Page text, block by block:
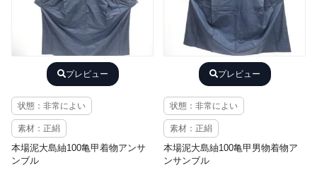
プレビュー
状態：非常によい
素材：正絹
本場泥大島紬100亀甲着物アンサ
ンブル
プレビュー
状態：非常によい
素材：正絹
本場泥大島紬100亀甲男物着物ア
ンサンブル